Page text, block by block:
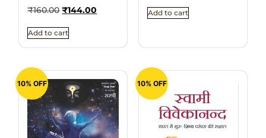
₹160.00 ₹144.00
Add to cart
Add to cart
10% OFF 10% OFF